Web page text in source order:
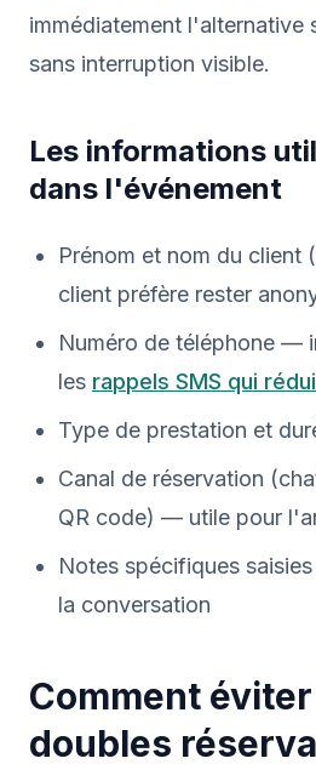
immédiatement l'alternative
sans interruption visible.
Les informations
dans l'événement
Prénom et nom du client
client préfère rester
Numéro de téléphone —
les rappels SMS qui
Type de prestation et
Canal de réservation
QR code) — utile pour
Notes spécifiques
la conversation
Comment
doubles